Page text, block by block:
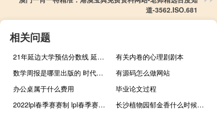
道-3562.ISO.681
相关问题
21年延边大学预估分数线 延边大学2021录取分数线
有关内卷的心理剧剧本
数学周报是哪里出版的 时代学习报数学周刊
有源码怎么做网站
办公桌属于什么费用
毕业论文过程
2022lpl春季赛赛制 lpl春季赛季后赛时间
长沙植物园郁金香什么时候开 长沙植物园门票价格